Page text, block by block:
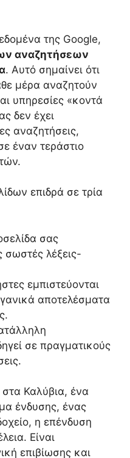
της Google,
αναζητήσεων
. Αυτό σημαίνει ότι
μέρα αναζητούν
υπηρεσίες «κοντά
δεν έχει
αναζητήσεις,
έναν τεράστιο
επιδρά σε τρία
σας
σωστές λέξεις-
εμπιστεύονται
αποτελέσματα
σε πραγματικούς
στα Καλύβια, ένα
ένδυσης, ένας
η επένδυση
Είναι
επιβίωσης και